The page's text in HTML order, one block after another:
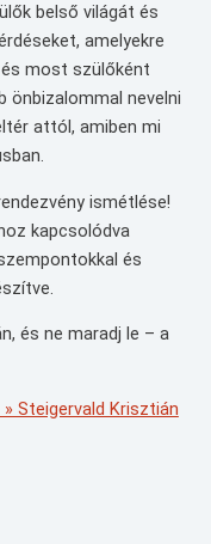
belső világát és
amelyekre
most szülőként
önbizalommal nevelni
attól, amiben mi
ismétlése!
kapcsolódva
és
és ne maradj le – a
Steigervald Krisztián